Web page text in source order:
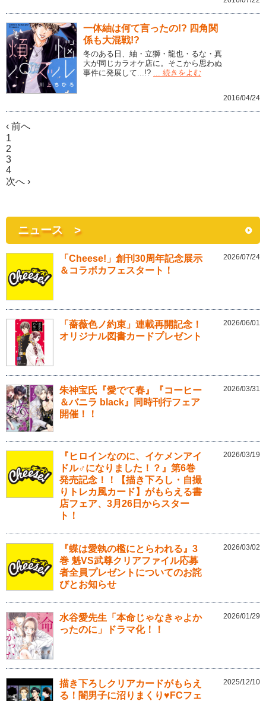
一体紬は何て言ったの!? 四角関
係も大混戦!?
冬のある日、紬・立獅・龍也・るな・真
大が同じカラオケ店に。そこから思わぬ
事件に発展して...!?
... 続きをよむ
2016/04/24
‹ 前へ
1
2
3
4
次へ ›
ニュース >
「Cheese!」創刊30周年記念展示
＆コラボカフェスタート！
2026/07/24
「薔薇色ノ約束」連載再開記念！
オリジナル図書カードプレゼント
2026/06/01
朱神宝氏『愛でて春』『コーヒー
＆バニラ black』同時刊行フェア
開催！！
2026/03/31
『ヒロインなのに、イケメンアイ
ドル♂になりました！？』第6巻
発売記念！！【描き下ろし・自撮
りトレカ風カード】がもらえる書
店フェア、3月26日からスター
ト！
2026/03/19
『蝶は愛執の檻にとらわれる』3
巻 魁VS武尊クリアファイル応募
者全員プレゼントについてのお詫
びとお知らせ
2026/03/02
水谷愛先生「本命じゃなきゃよか
ったのに」ドラマ化！！
2026/01/29
描き下ろしクリアカードがもらえ
る！闇男子に沼りまくり♥FCフェ
2025/12/10